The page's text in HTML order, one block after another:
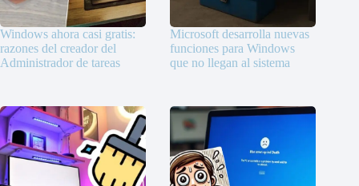
Windows ahora casi gratis:
razones del creador del
Administrador de tareas
Microsoft desarrolla nuevas
funciones para Windows
que no llegan al sistema